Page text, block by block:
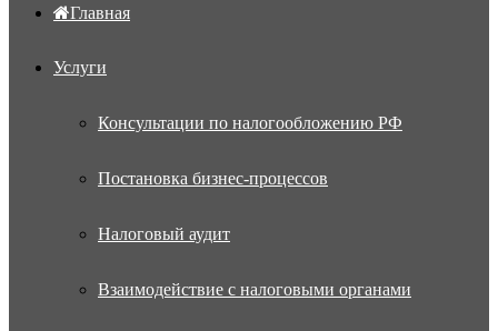
Главная
Услуги
Консультации по налогообложению РФ
Постановка бизнес-процессов
Налоговый аудит
Взаимодействие с налоговыми органами